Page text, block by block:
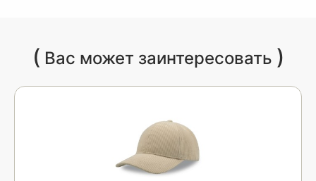
( Вас может заинтересовать )